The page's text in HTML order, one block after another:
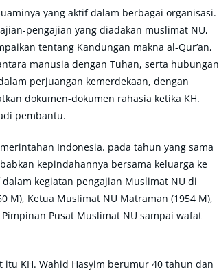
yang aktif dalam berbagai organisasi.
pengajian yang diadakan muslimat NU,
tentang Kandungan makna al-Qur’an,
manusia dengan Tuhan, serta hubungan
perjuangan kemerdekaan, dengan
dokumen-dokumen rahasia ketika KH.
pembantu.
Indonesia. pada tahun yang sama
kepindahannya bersama keluarga ke
kegiatan pengajian Muslimat NU di
M), Ketua Muslimat NU Matraman (1954 M),
Pusat Muslimat NU sampai wafat
itu KH. Wahid Hasyim berumur 40 tahun dan